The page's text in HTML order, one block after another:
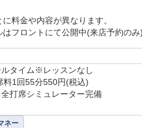
料金や内容が異なります。
ルタイム※レッスンなし
料1回55分550円(税込)
ネー